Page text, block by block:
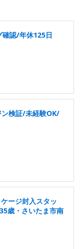
確認/年休125日
ン検証/未経験OK/
ージ封入スタッ
歳・さいたま市南